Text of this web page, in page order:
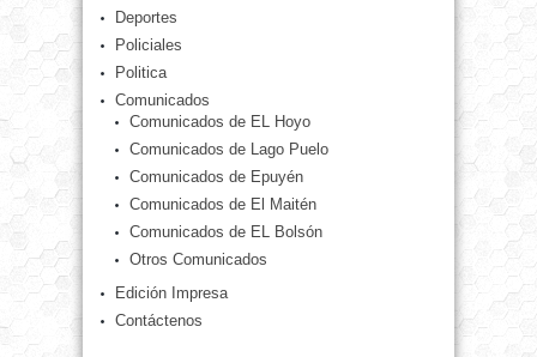
Deportes
Policiales
Politica
Comunicados
Comunicados de EL Hoyo
Comunicados de Lago Puelo
Comunicados de Epuyén
Comunicados de El Maitén
Comunicados de EL Bolsón
Otros Comunicados
Edición Impresa
Contáctenos